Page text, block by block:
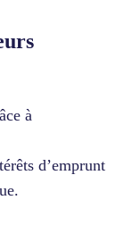
à
d’emprunt